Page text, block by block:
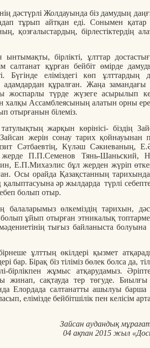
дәстүрлі Жолдауында біз дамудың
тұрып айтқан еді. Сонымен қатар
қозғалыстардың, бірлестіктердің
бірлікті, ұлттар
салтанат құрған бейбіт өмірде
Бүгінде еліміздегі көп ұлттардың
құралған. Жаңа замандағы
жоспарлы түрде жүзеге асырылып
халқы Ассамблеясының алатын орны
отырғанын білеміз.
жарқын көрінісі- біздің
жерін сонау тарих қойнауынан
Сәтбаевтің, Күләш Сәкиеваның,
П.П.Семенов Тянь-Шаньский,
Е.П.Михаэлис бұл жерден жүріп
Осы орайда Қазақстанның
әр жылдарда түрлі
болып отыр.
балаларымыз өлкеміздің тарихын,
болып ұйып отырған этникалық
тығыз байланыста болуына
ұлттың өкілдері қызмет
бар. Бірақ біз тіліміз бөлек болса да,
жұмыс атқарудамыз.
жинап, сақтауда тер төгуде. Биылғы
Елордада салтанатты ашылуы барша
елімізде бейбітшілік пен келісім
Зайсан аудандық
04 ақпан 2015 жыл